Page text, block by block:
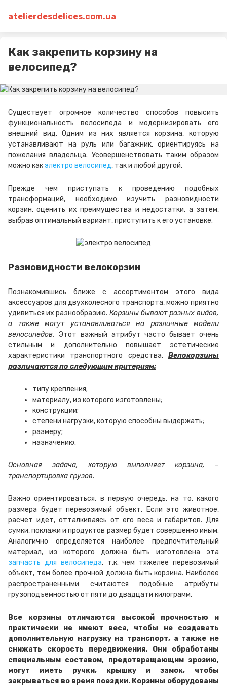
atelierdesdelices.com.ua
Как закрепить корзину на
велосипед?
Существует огромное количество способов повысить
функциональность велосипеда и модернизировать его
внешний вид. Одним из них является корзина, которую
устанавливают на руль или багажник, ориентируясь на
пожелания владельца. Усовершенствовать таким образом
можно какэлектро велосипед, так и любой другой.
Прежде чем приступать к проведению подобных
трансформаций, необходимо изучить разновидности
корзин, оценить их преимущества и недостатки, а затем,
выбрав оптимальный вариант, приступить к его установке.
Разновидности велокорзин
Познакомившись ближе с ассортиментом этого вида
аксессуаров для двухколесного транспорта, можно приятно
удивиться их разнообразию. Корзины бывают разных видов,
а также могут устанавливаться на различные модели
велосипедов. Этот важный атрибут часто бывает очень
стильным и дополнительно повышает эстетические
характеристики транспортного средства. Велокорзины
различаются по следующим критериям:
типу крепления;
материалу, из которого изготовлены;
конструкции;
степени нагрузки, которую способны выдержать;
размеру;
назначению.
Основная задача, которую выполняет корзина, –
транспортировка грузов.
Важно ориентироваться, в первую очередь, на то, какого
размера будет перевозимый объект. Если это животное,
расчет идет, отталкиваясь от его веса и габаритов. Для
сумки, поклажи и продуктов размер будет совершенно иным.
Аналогично определяется наиболее предпочтительный
материал, из которого должна быть изготовлена эта
запчасть для велосипеда, т.к. чем тяжелее перевозимый
объект, тем более прочной должна быть корзина. Наиболее
распространенными считаются подобные атрибуты
грузоподъемностью от пяти до двадцати килограмм.
Все корзины отличаются высокой прочностью и
практически не имеют веса, чтобы не создавать
дополнительную нагрузку на транспорт, а также не
снижать скорость передвижения. Они обработаны
специальным составом, предотвращающим эрозию,
могут иметь ручки, крышку и замок, чтобы
закрываться во время поездки. Корзины оборудованы